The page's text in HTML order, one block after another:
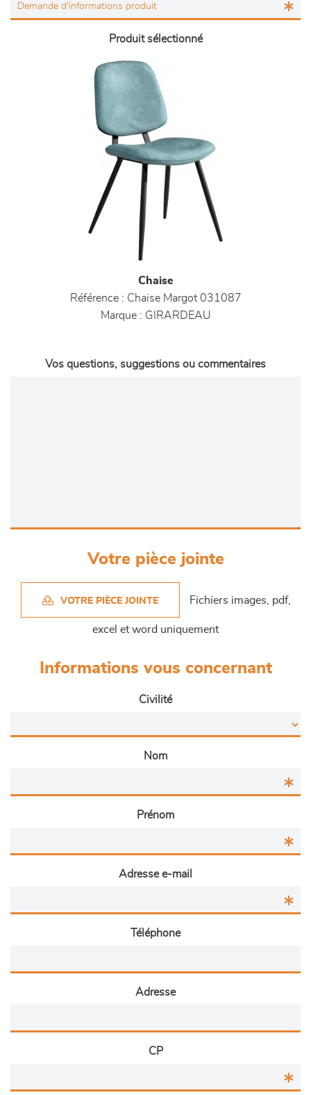
Produit sélectionné
Chaise
Référence : Chaise Margot 031087
Marque : GIRARDEAU
Vos questions, suggestions ou commentaires
Votre pièce jointe
VOTRE PIÈCE JOINTE Fichiers images, pdf,
excel et word uniquement
Informations vous concernant
Civilité
Nom
Prénom
Adresse e-mail
Téléphone
Adresse
CP